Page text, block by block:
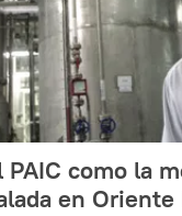
como la
en Oriente